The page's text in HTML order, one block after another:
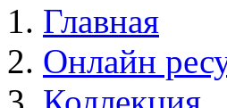
Главная
Онлайн